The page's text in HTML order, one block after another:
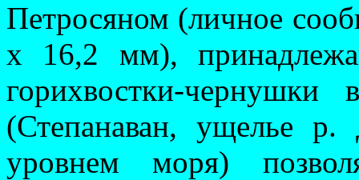
Петросяном (лич­ное
х 16,2 мм),
горихвостки-
(Степанаван, ущелье
уровнем моря)